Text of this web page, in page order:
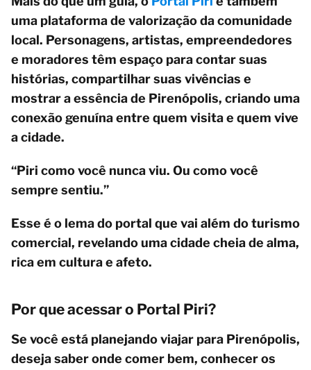
uma plataforma de valorização da comunidade
local. Personagens, artistas, empreendedores
e moradores têm espaço para contar suas
histórias, compartilhar suas vivências e
mostrar a essência de Pirenópolis, criando uma
conexão genuína entre quem visita e quem vive
a cidade.
“Piri como você nunca viu. Ou como você
sempre sentiu.”
Esse é o lema do portal que vai além do turismo
comercial, revelando uma cidade cheia de alma,
rica em cultura e afeto.
Por que acessar o Portal Piri?
Se você está planejando viajar para Pirenópolis,
deseja saber onde comer bem, conhecer os